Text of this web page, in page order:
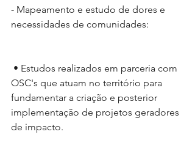
- Mapeamento e estudo de dores e
necessidades de comunidades:
• Estudos realizados em parceria com
OSC's que atuam no território para
fundamentar a criação e posterior
implementação de projetos geradores
de impacto.